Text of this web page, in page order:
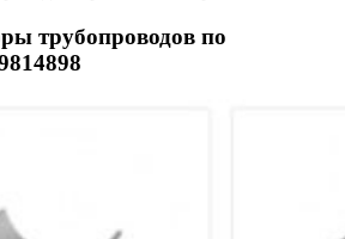
трубопроводов по